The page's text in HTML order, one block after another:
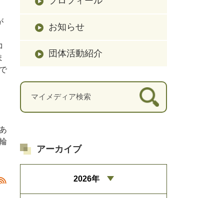
お知らせ
団体活動紹介
アーカイブ
2026年